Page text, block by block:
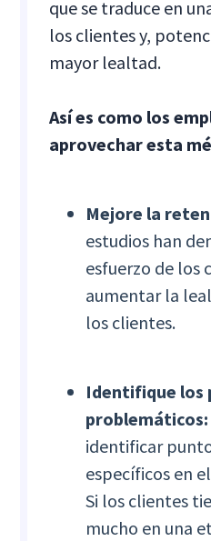
que se traduce en
los clientes y,
mayor lealtad.
Así es como los
aprovechar esta
Mejore la
estudios han
esfuerzo de los
aumentar la
los clientes.
Identifique los
problemáticos:
identificar
específicos en
Si los clientes
mucho en una